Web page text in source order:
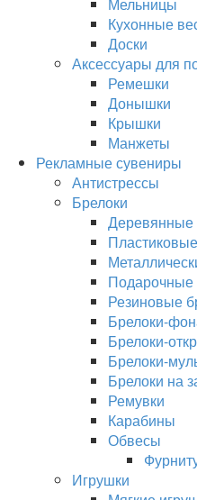
Кухонные
Доски
Аксессуары для
Ремешки
Донышки
Крышки
Манжеты
Рекламные сувениры
Антистрессы
Брелоки
Деревянные
Подарочные
Резиновые
Брелоки-
Брелоки-
Брелоки-
Брелоки на
Ремувки
Карабины
Обвесы
Игрушки